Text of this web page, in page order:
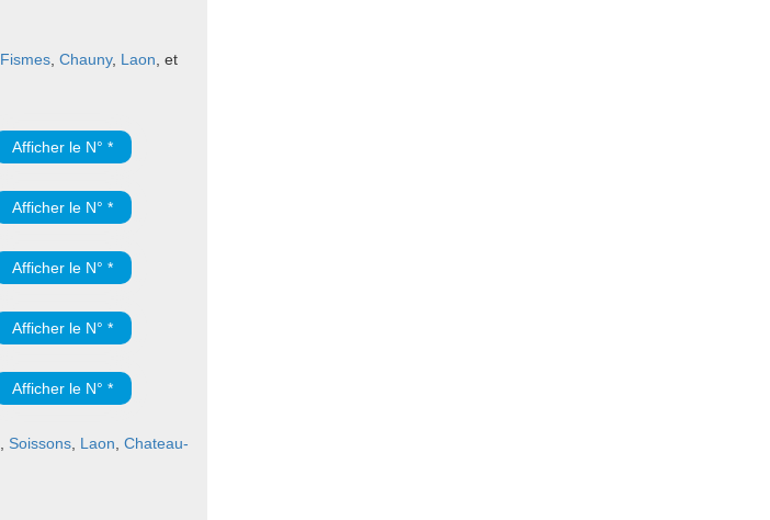
Fismes Chauny, Laon , et
Afficher le N° *
Afficher le N° *
Afficher le N° *
Afficher le N° *
Afficher le N° *
Soissons Laon Chateau-